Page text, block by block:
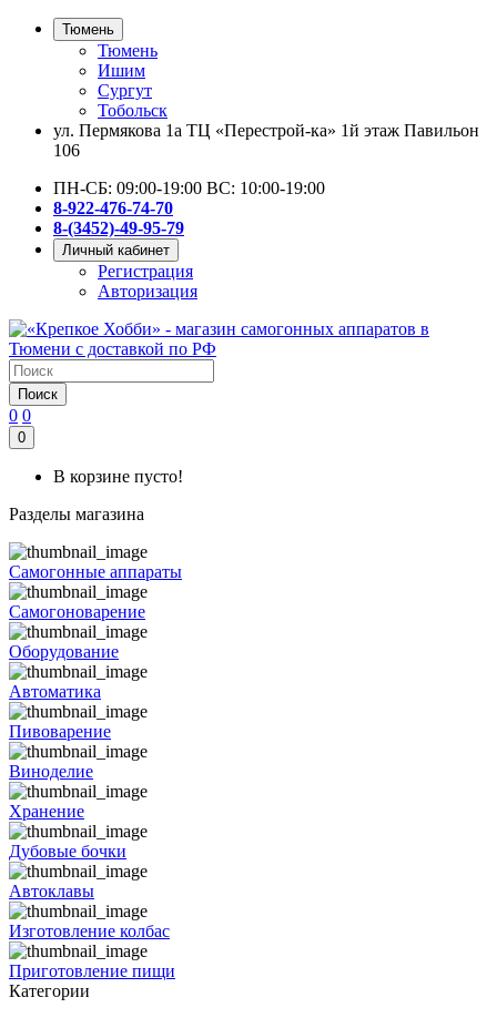
Тюмень
Тюмень
Ишим
Сургут
Тобольск
ул. Пермякова 1а ТЦ «Перестрой-ка» 1й этаж Павильон
106
ПН-СБ: 09:00-19:00 ВС: 10:00-19:00
8-922-476-74-70
8-(3452)-49-95-79
Личный кабинет
Регистрация
Авторизация
Поиск
0 0
0
В корзине пусто!
Разделы магазина
Самогонные аппараты
Самогоноварение
Оборудование
Автоматика
Пивоварение
Виноделие
Хранение
Дубовые бочки
Автоклавы
Изготовление колбас
Приготовление пищи
Категории